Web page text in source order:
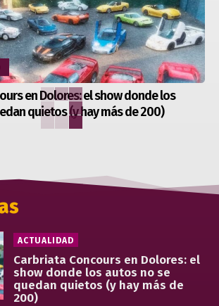
en Dolores: el show donde los
quietos (y hay más de 200)
ACTUALIDAD
Carbriata Concours en Dolores: el
show donde los autos no se
quedan quietos (y hay más de
200)